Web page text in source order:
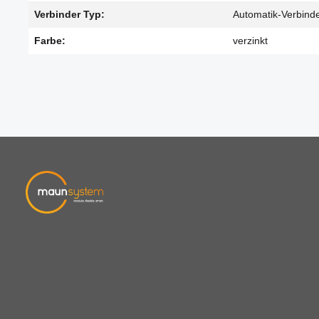
Verbinder Typ: Automatik-
Farbe: verzinkt